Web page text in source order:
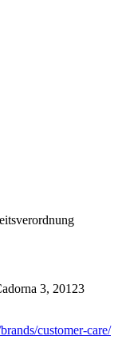
3, 20123
customer-care/